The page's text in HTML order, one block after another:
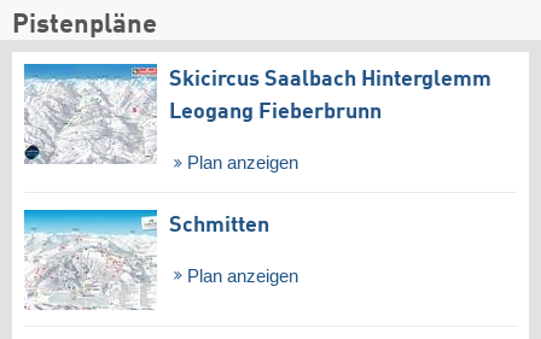
Pistenpläne
Skicircus Saalbach Hinterglemm
Leogang Fieberbrunn
Plan anzeigen
Schmitten
Plan anzeigen